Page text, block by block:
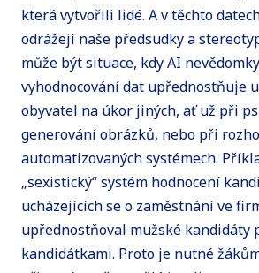
která vytvořili lidé. A v těchto
odrážejí naše předsudky a
může být situace, kdy AI
vyhodnocování dat upřednostňuje
obyvatel na úkor jiných, ať už při
generování obrázků, nebo při
automatizovaných systémech.
„sexistický“ systém hodnocení
ucházejících se o zaměstnání ve
upřednostňoval mužské kandidáty
kandidátkami. Proto je nutné